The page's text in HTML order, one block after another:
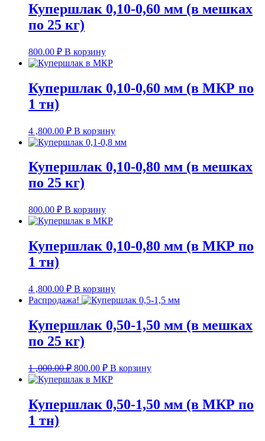
Купершлак 0,10-0,60 мм (в мешках
по 25 кг)
800.00 ₽ В корзину
Купершлак 0,10-0,60 мм (в МКР по
1 тн)
4 ,800.00 ₽ В корзину
Купершлак 0,10-0,80 мм (в мешках
по 25 кг)
800.00 ₽ В корзину
Купершлак 0,10-0,80 мм (в МКР по
1 тн)
4 ,800.00 ₽ В корзину
Распродажа!
Купершлак 0,50-1,50 мм (в мешках
по 25 кг)
1 ,000.00₽ Первоначальная
цена
составляла
,000.00 ₽.
800.00 ₽Текущая
цена:
В корзину
Купершлак 0,50-1,50 мм (в МКР по
1 тн)